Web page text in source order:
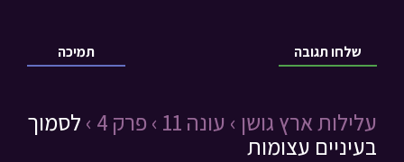
תמיכה שלחו תגובה
עלילות ארץ גושן › עונה 11 › פרק 4 ›
לסמוך
בעיניים עצומות